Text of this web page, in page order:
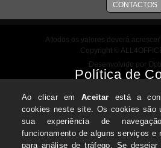
CONTACTOS
A todos os valores deverá acrescer
Copyright ©
Desenvolvido por